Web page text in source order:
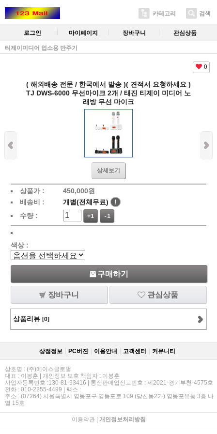
카테고리 검색
로그인 마이페이지 장바구니 관심상품
티제이미디어 업소용 반주기
0
( 해외배송 전문 / 한국에서 발송 )( 견적서 요청하세요 )
TJ DWS-6000 무선마이크 2개 / 태진 티제이 미디어 노
래방 무선 마이크
상세보기
상품가 : 450,000원
배송비 :
개별(전체무료)
!
수량 :
+1 -1
색상 :
구매하기
장바구니 관심상품
상품리뷰 [0]
상점정보 PC버젼 이용안내 고객센터 커뮤니티
상호명 : (주)에이스글로벌
대표 : 이봉훈 | 개인정보 보호 책임자 : 이봉훈
사업자등록번호 :130-81-93416 | 통신판매업신고번호 : 제2021-경기부천-4575호
전화 : 010-2255-4499 | 팩스 :
주소 : (07264) 서울특별시 영등포구 영등포로 109 (당산동2가) 영등포유통 3층 나
열 15호
이용약관| 개인정보처리방침